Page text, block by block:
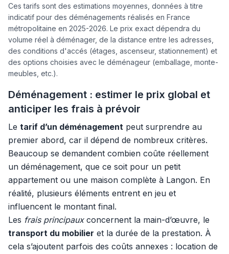
Ces tarifs sont des estimations moyennes, données à titre
indicatif pour des déménagements réalisés en France
métropolitaine en 2025-2026. Le prix exact dépendra du
volume réel à déménager, de la distance entre les adresses,
des conditions d'accés (étages, ascenseur, stationnement) et
des options choisies avec le déménageur (emballage, monte-
meubles, etc.).
Déménagement : estimer le prix global et
anticiper les frais à prévoir
Le tarif d’un déménagement peut surprendre au
premier abord, car il dépend de nombreux critères.
Beaucoup se demandent combien coûte réellement
un déménagement, que ce soit pour un petit
appartement ou une maison complète à Langon. En
réalité, plusieurs éléments entrent en jeu et
influencent le montant final.
Les frais principauxconcernent la main-d’œuvre, le
transport du mobilier et la durée de la prestation. À
cela s’ajoutent parfois des coûts annexes : location de